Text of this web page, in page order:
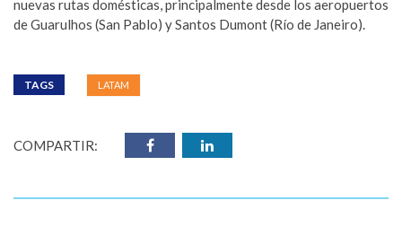
nuevas rutas domésticas, principalmente desde los aeropuertos
de Guarulhos (San Pablo) y Santos Dumont (Río de Janeiro).
TAGS LATAM
COMPARTIR: